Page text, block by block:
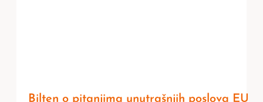
Bilten o pitanjima unutrašnjih poslova EU